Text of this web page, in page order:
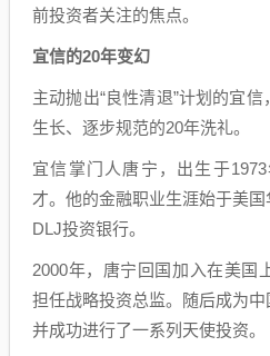
前投资者关注的焦点。
宜信的20年变幻
主动抛出“良性清退”计划的宜
生长、逐步规范的20年洗礼。
宜信掌门人唐宁，出生于
才。他的金融职业生涯始于美
DLJ投资银行。
2000年，唐宁回国加入在美国
担任战略投资总监。随后成为中
并成功进行了一系列天使投资。